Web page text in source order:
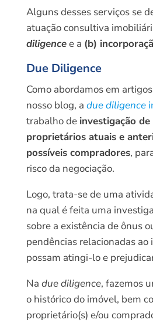
Alguns desses serviços se
atuação consultiva
diligencee a (b)
Due Diligence
Como abordamos em
nosso blog, a due diligence
trabalho de investigação
proprietários atuais e
possíveis compradores,
risco da negociação.
Logo, trata-se de uma
na qual é feita uma
sobre a existência de ônus
pendências relacionadas ao
possam atingi-lo e
Na due diligence, fazemos
o histórico do imóvel, bem
proprietário(s) e/ou